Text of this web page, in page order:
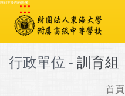
跳到主要內容區塊
:::
行政單位 - 訓育組
首頁